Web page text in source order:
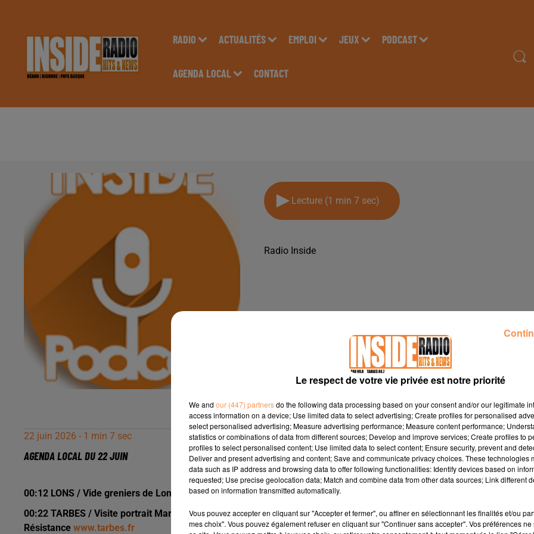
RADIO ACTUALITÉS EMPLOI JEUX PODCAST
AGENDA LOCAL CONTACT
Lecture (1 min 7 sec)
Radio Inside
22 juin 2026 - 1 min 7 sec
AGENDA LOCAL DU 22 JUIN
00:12 LONS / Vide greniers de Lons Accueil dimanche 28 juin de 8H à 17h sur la Promenade du Mail
00:22 TARBES / Visite portrait Marc Bloch mercredi 24 juin à partir de 14h30 au Musée de la Déportation et de la
Résistance www.tarbes.fr
Le respect de votre vie privée est notre priorité
We and our (447) partnersdo the following data processing based on your consent and/or our legitimate
access information on a device; Use limited data to select advertising; Create profiles for personalised
select personalised advertising; Measure advertising performance; Measure content performance;
statistics or combinations of data from different sources; Develop and improve services; Create profiles to
profiles to select personalised content; Use limited data to select content; Ensure security, prevent and
Deliver and present advertising and content; Save and communicate privacy choices. These technologies
data such as IP address and browsing data to offer following functionalities: Identify devices based on
requested; Use precise geolocation data; Match and combine data from other data sources; Link different
based on information transmitted automatically.
Vous pouvez accepter en cliquant sur "Accepter et fermer", ou affiner en sélectionnant les finalités et/ou
mes choix". Vous pouvez également refuser en cliquant sur "Continuer sans accepter". Vos préférences